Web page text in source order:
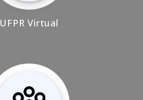
UFPR Virtual